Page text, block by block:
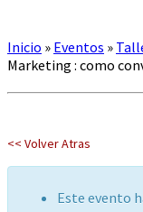
Inicio » Eventos »
Marketing : como
<< Volver Atras
Este evento